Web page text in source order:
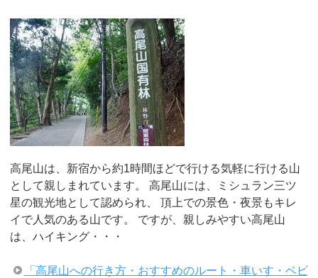
高尾山は、新宿から約1時間ほどで行ける気軽に行ける山
として親しまれています。 高尾山には、ミシュラン三ツ
星の観光地として認められ、 頂上での景色・夜景もキレ
イで人気のある山です。 ですが、親しみやすい高尾山
は、ハイキング・・・
「高尾山への行き方・おすすめのルート・車いす・ベビ